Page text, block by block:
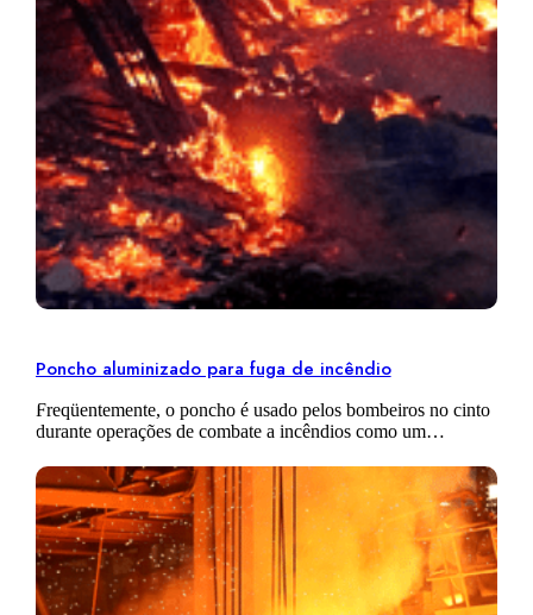
Poncho aluminizado para fuga de incêndio
Freqüentemente, o poncho é usado pelos bombeiros no cinto
durante operações de combate a incêndios como um
poncho aluminizado é uma peça…